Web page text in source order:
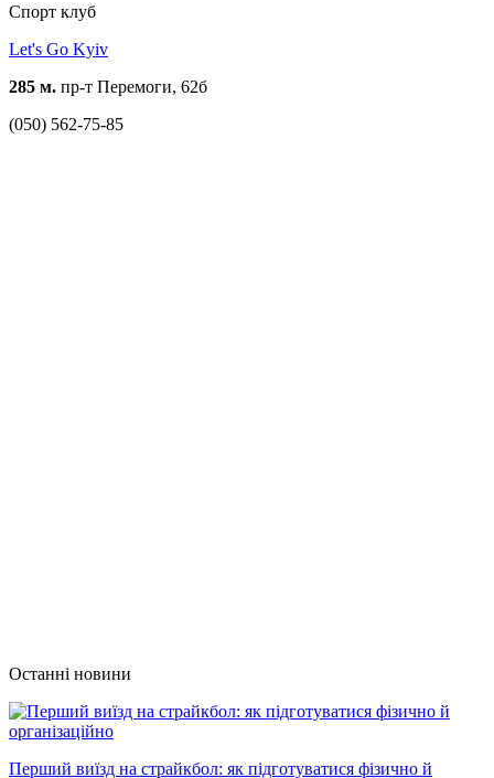
Спорт клуб
Let's Go Kyiv
285 м. пр-т Перемоги, 62б
(050) 562-75-85
Останні новини
Перший виїзд на страйкбол: як підготуватися фізично й